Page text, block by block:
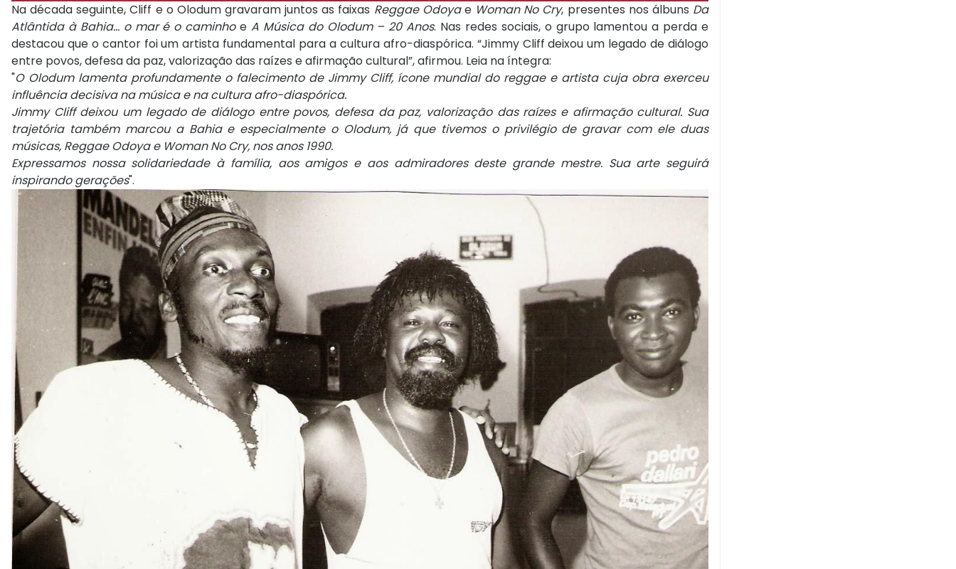
Na década seguinte, Cliff e o Olodum gravaram juntos as faixas Reggae Odoyae Woman No Cry, presentes nos álbuns Da
Atlântida à Bahia... o mar é o caminhoe A Música do Olodum – 20 Anos. Nas redes sociais, o grupo lamentou a perda e
destacou que o cantor foi um artista fundamental para a cultura afro-diaspórica. “Jimmy Cliff deixou um legado de diálogo
entre povos, defesa da paz, valorização das raízes e afirmação cultural”, afirmou. Leia na íntegra:
"O Olodum lamenta profundamente o falecimento de Jimmy Cliff, ícone mundial do reggae e artista cuja obra exerceu
influência decisiva na música e na cultura afro-diaspórica.
Jimmy Cliff deixou um legado de diálogo entre povos, defesa da paz, valorização das raízes e afirmação cultural. Sua
trajetória também marcou a Bahia e especialmente o Olodum, já que tivemos o privilégio de gravar com ele duas
músicas, Reggae Odoya e Woman No Cry, nos anos 1990.
Expressamos nossa solidariedade à família, aos amigos e aos admiradores deste grande mestre. Sua arte seguirá
inspirando gerações".